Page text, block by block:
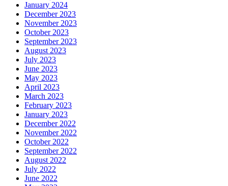
January 2024
December 2023
November 2023
October 2023
September 2023
August 2023
July 2023
June 2023
May 2023
April 2023
March 2023
February 2023
January 2023
December 2022
November 2022
October 2022
September 2022
August 2022
July 2022
June 2022